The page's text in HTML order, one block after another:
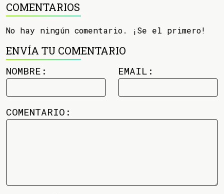
COMENTARIOS
No hay ningún comentario. ¡Se el primero!
ENVÍA TU COMENTARIO
NOMBRE: EMAIL:
COMENTARIO: